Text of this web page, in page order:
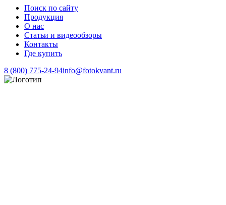
Поиск по сайту
Продукция
О нас
Статьи и видеообзоры
Контакты
Где купить
8 (800) 775-24-94info@fotokvant.ru